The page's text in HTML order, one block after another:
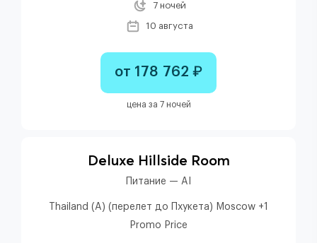
7 ночей
10 августа
от 178 762 ₽
цена за 7 ночей
Deluxe Hillside Room
Питание — AI
Thailand (A) (перелет до Пхукета) Moscow +1
Promo Price